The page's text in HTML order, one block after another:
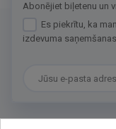
Abonējiet biļetenu un
Es piekrītu, ka
izdevuma